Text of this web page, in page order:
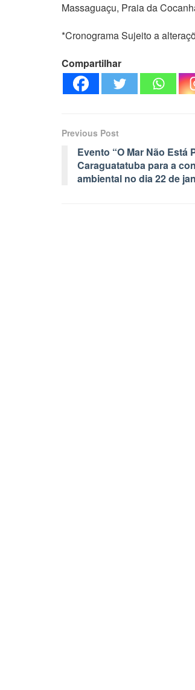
Massaguaçu, Praia da
*Cronograma Sujeito a
Compartilhar
Previous Post
Evento “O Mar Não Está
Caraguatatuba para a
ambiental no dia 22 de